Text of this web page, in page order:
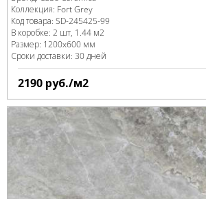
Коллекция: Fort Grey
Код товара: SD-245425-99
В коробке: 2 шт, 1.44 м2
Размер: 1200x600 мм
Сроки доставки: 30 дней
2190 руб./м2